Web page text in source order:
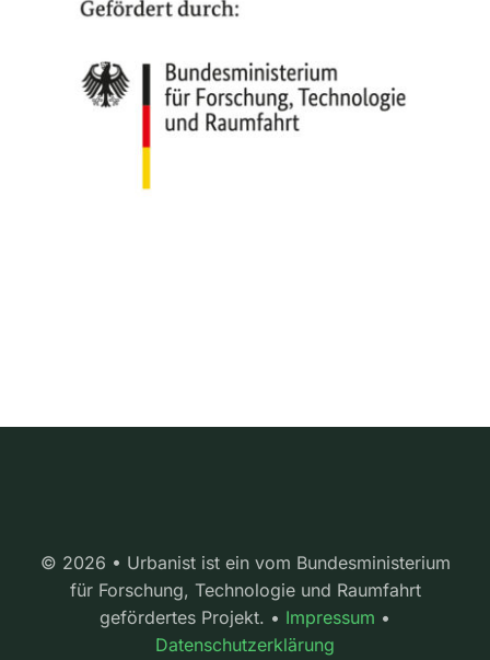
© 2026 • Urbanist ist ein vom Bundesministerium
für Forschung, Technologie und Raumfahrt
gefördertes Projekt. • Impressum •
Datenschutzerklärung